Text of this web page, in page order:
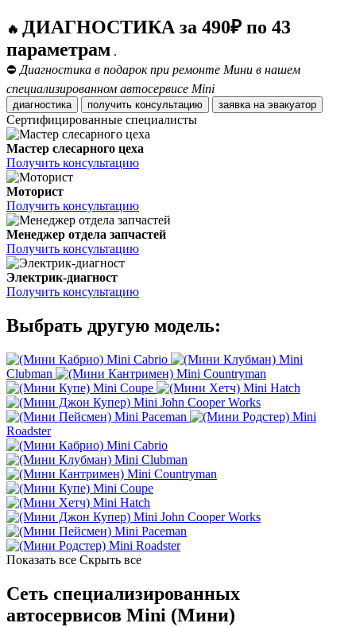
🔥 ДИАГНОСТИКА за 490₽ по 43
параметрам .
⛔ Диагностика в подарок при ремонте Мини в нашем
специализированном автосервисе Mini
диагностика получить консультацию заявка на эвакуатор
Сертифицированные специалисты
Мастер слесарного цеха
Получить консультацию
Моторист
Получить консультацию
Менеджер отдела запчастей
Получить консультацию
Электрик-диагност
Получить консультацию
Выбрать другую модель:
Mini Cabrio
Mini
Clubman
Mini Countryman
Mini Coupe
Mini Hatch
Mini John Cooper Works
Mini Paceman
Mini
Roadster
Mini Cabrio
Mini Clubman
Mini Countryman
Mini Coupe
Mini Hatch
Mini John Cooper Works
Mini Paceman
Mini Roadster
Показать все Скрыть все
Сеть специализированных
автосервисов Mini (Мини)